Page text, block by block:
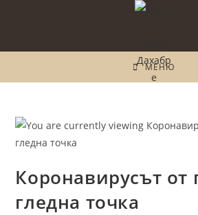
МЕНЮ
Коронавирусът от
гледна точка